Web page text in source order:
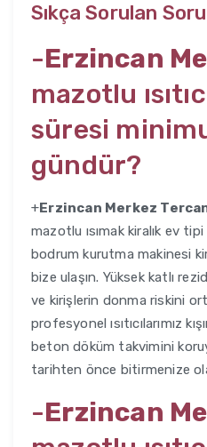
Sıkça Sorulan
-Erzincan
mazotlu
süresi
gündür?
+Erzincan Merkez
mazotlu ısımak kiralık ev
bodrum kurutma makinesi
bize ulaşın. Yüksek katlı
ve kirişlerin donma riskini
profesyonel ısıtıcılarımız
beton döküm takvimini
tarihten önce bitirmenize
-Erzincan